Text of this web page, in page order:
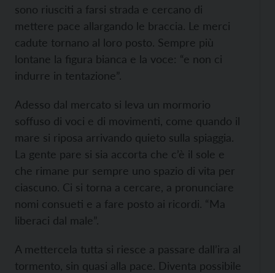
sono riusciti a farsi strada e cercano di
mettere pace allargando le braccia. Le merci
cadute tornano al loro posto. Sempre più
lontane la figura bianca e la voce: “e non ci
indurre in tentazione”.
Adesso dal mercato si leva un mormorio
soffuso di voci e di movimenti, come quando il
mare si riposa arrivando quieto sulla spiaggia.
La gente pare si sia accorta che c’è il sole e
che rimane pur sempre uno spazio di vita per
ciascuno. Ci si torna a cercare, a pronunciare
nomi consueti e a fare posto ai ricordi. “Ma
liberaci dal male”.
A mettercela tutta si riesce a passare dall’ira al
tormento, sin quasi alla pace. Diventa possibile